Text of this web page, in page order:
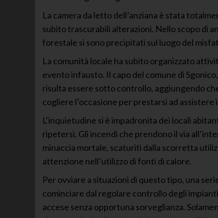
La camera da letto dell’anziana è stata
subito trascurabili alterazioni. Nello scopo di
forestale si sono precipitati sul luogo del
La comunità locale ha subito organizzato
evento infausto. Il capo del comune di
risulta essere sotto controllo, aggiungendo
cogliere l’occasione per prestarsi ad
L’inquietudine si è impadronita dei locali
ripetersi. Gli incendi che prendono il via
minaccia mortale, scaturiti dalla scorretta
attenzione nell’utilizzo di fonti di calore.
Per ovviare a situazioni di questo tipo, una
cominciare dal regolare controllo degli
accese senza opportuna sorveglianza.